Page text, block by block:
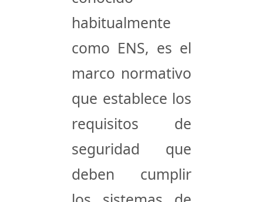
habitualmente
como ENS, es el
marco normativo
que establece los
requisitos de
seguridad que
deben cumplir